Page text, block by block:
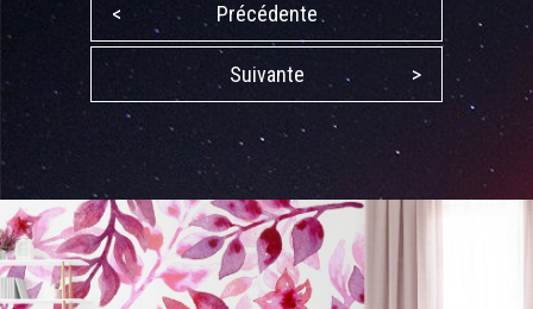
< Précédente
Suivante >